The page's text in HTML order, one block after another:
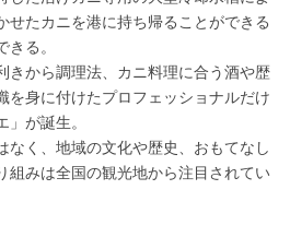
せたカニを港に持ち帰ることができる
る。
から調理法、カニ料理に合う酒や歴
を身に付けたプロフェッショナルだけ
」が誕生。
く、地域の文化や歴史、おもてなし
組みは全国の観光地から注目されてい